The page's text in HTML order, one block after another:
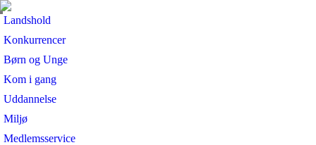
Landshold
Konkurrencer
Børn og Unge
Kom i gang
Uddannelse
Miljø
Medlemsservice